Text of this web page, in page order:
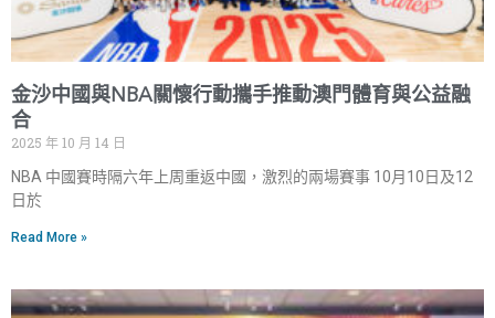
金沙中國與NBA關懷行動攜手推動澳門體育與公益融
合
2025 年 10 月 14 日
NBA 中國賽時隔六年上周重返中國，激烈的兩場賽事 10月10日及12
日於
Read More »